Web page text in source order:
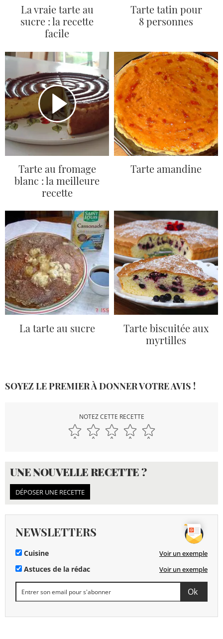
La vraie tarte au
sucre : la recette
facile
Tarte tatin pour
8 personnes
Tarte au fromage
blanc : la meilleure
recette
Tarte amandine
La tarte au sucre
Tarte biscuitée aux
myrtilles
SOYEZ LE PREMIER À DONNER VOTRE AVIS !
NOTEZ CETTE RECETTE
UNE NOUVELLE RECETTE ?
DÉPOSER UNE RECETTE
NEWSLETTERS
Cuisine Voir un exemple
Astuces de la rédac Voir un exemple